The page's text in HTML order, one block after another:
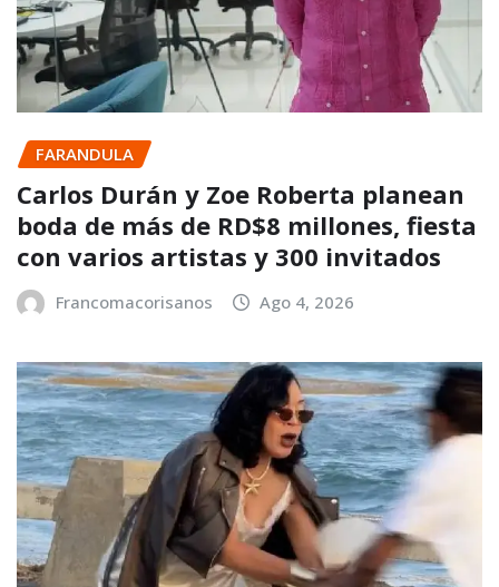
FARANDULA
Carlos Durán y Zoe Roberta planean
boda de más de RD$8 millones, fiesta
con varios artistas y 300 invitados
Francomacorisanos Ago 4, 2026